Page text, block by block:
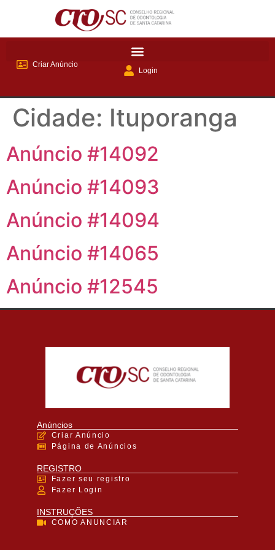
Criar Anúncio
Login
Cidade: Ituporanga
Anúncio #14092
Anúncio #14093
Anúncio #14094
Anúncio #14065
Anúncio #12545
Anúncios
Criar Anúncio
Página de Anúncios
REGISTRO
Fazer seu registro
Fazer Login
INSTRUÇÕES
COMO ANUNCIAR